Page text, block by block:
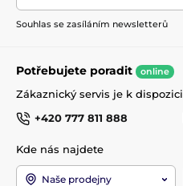
Souhlas se zasíláním newsletterů
Potřebujete poradit online
Zákaznický servis je k dispozici
+420 777 811 888
Kde nás najdete
Naše prodejny